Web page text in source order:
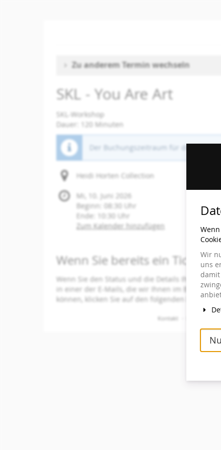
Zu anderem Termin wechseln
SKL - You Are Art
SKL-Workshop
Dauer: 120 Minuten
Der Buchungszeitraum für diese
Heidi Horten Collection
Mi, 10. Juni 2026
Beginn:
08:30
Uhr
Ende:
10:30
Uhr
Zum Kalender hinzufügen
Wenn Sie bereits ein Ticket
Wenn Sie den Status und die Details Ihrer
in einer der E-Mails, die wir Ihnen im
können, klicken Sie auf den folgenden Button,
Kontakt
Wir
uns